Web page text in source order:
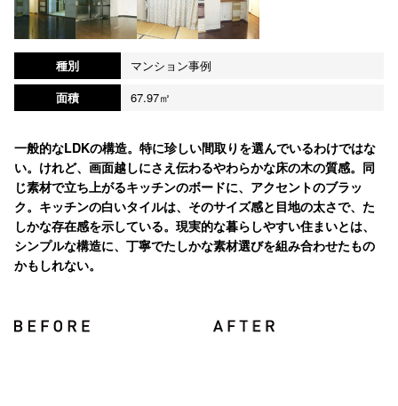
種別
マンション事例
面積
67.97㎡
一般的なLDKの構造。特に珍しい間取りを選んでいるわけではな
い。けれど、画面越しにさえ伝わるやわらかな床の木の質感。同
じ素材で立ち上がるキッチンのボードに、アクセントのブラッ
ク。キッチンの白いタイルは、そのサイズ感と目地の太さで、た
しかな存在感を示している。現実的な暮らしやすい住まいとは、
シンプルな構造に、丁寧でたしかな素材選びを組み合わせたもの
かもしれない。